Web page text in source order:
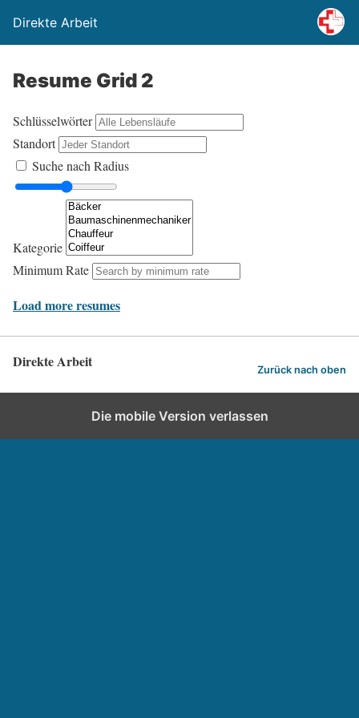
Direkte Arbeit
Resume Grid 2
Schlüsselwörter
Standort
Suche nach Radius
Kategorie
Minimum Rate
Load more resumes
Direkte Arbeit Zurück nach oben
Die mobile Version verlassen